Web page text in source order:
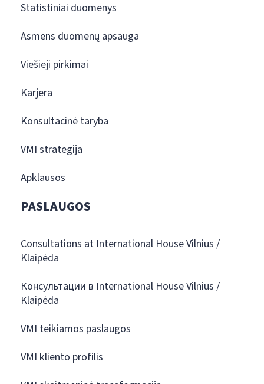
Statistiniai duomenys
Asmens duomenų apsauga
Viešieji pirkimai
Karjera
Konsultacinė taryba
VMI strategija
Apklausos
PASLAUGOS
Consultations at International House Vilnius /
Klaipėda
Консультации в International House Vilnius /
Klaipėda
VMI teikiamos paslaugos
VMI kliento profilis